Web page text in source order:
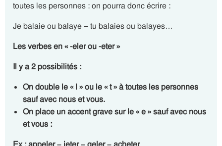
toutes les personnes : on pourra donc écrire :
Je balaie ou balaye – tu balaies ou balayes…
Les verbes en « -eler ou -eter »
Il y a 2 possibilités :
On double le « l » ou le « t » à toutes les personnes
sauf avec nous et vous.
On place un accent grave sur le « e » sauf avec nous
et vous :